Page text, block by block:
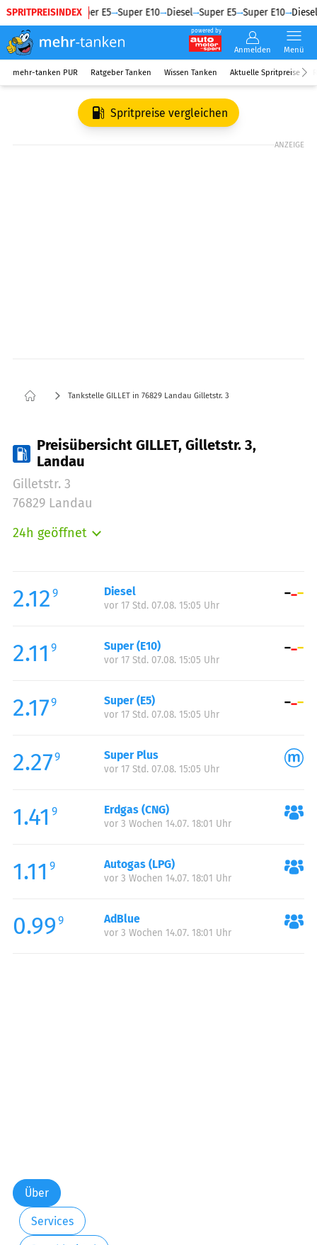
SPRITPREISINDEX
Diesel Super E5 Super E10 Diesel Super E5 Super E10 Diesel
powered by
Anmelden Menü
mehr-tanken PUR Ratgeber Tanken Wissen Tanken Aktuelle Spritpreise
Spritpreise vergleichen
ANZEIGE
Tankstelle GILLET in 76829 Landau Gilletstr. 3
Preisübersicht GILLET, Gilletstr. 3,
Landau
Gilletstr. 3
76829 Landau
24h geöffnet
Mittwoch:
00:00-24:00
Donnerstag:
Samstag:
00:00-24:00
Sonntag:
2.12 9 Diesel
vor 17 Std. 07.08. 15:05 Uhr
2.11 9 Super (E10)
vor 17 Std. 07.08. 15:05 Uhr
2.179 Super (E5)
vor 17 Std. 07.08. 15:05 Uhr
2.279 Super Plus
vor 17 Std. 07.08. 15:05 Uhr
1.41 9 Erdgas (CNG)
vor 3 Wochen 14.07. 18:01 Uhr
1.11 9 Autogas (LPG)
vor 3 Wochen 14.07. 18:01 Uhr
0.99 9 AdBlue
vor 3 Wochen 14.07. 18:01 Uhr
Über
Services